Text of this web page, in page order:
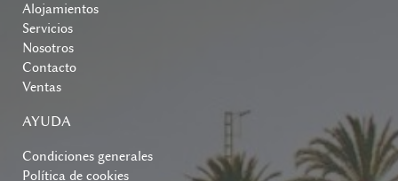
Alojamientos
Servicios
Nosotros
Contacto
Ventas
AYUDA
Condiciones generales
Política de cookies